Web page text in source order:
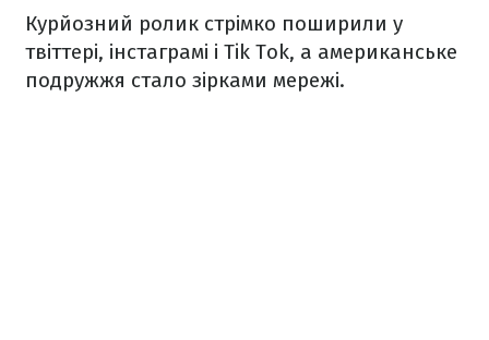
Курйозний ролик стрімко поширили у
твіттері, інстаграмі і Tik Tok, а американське
подружжя стало зірками мережі.